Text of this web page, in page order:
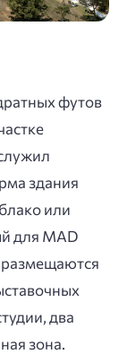
футов
здания
или
для MAD
размещаются
два
зона.